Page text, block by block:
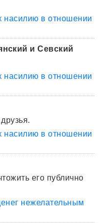
насилию в отношении
и Севский
насилию в отношении
насилию в отношении
его публично
нежелательным